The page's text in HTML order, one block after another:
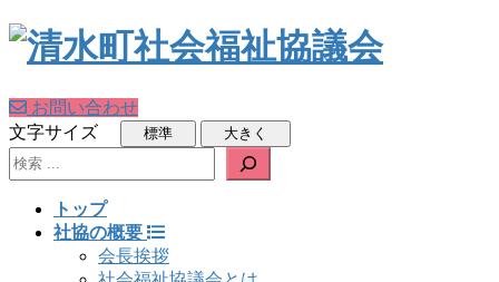
お問い合わせ
文字サイズ
検索
トップ
社協の概要
会長挨拶